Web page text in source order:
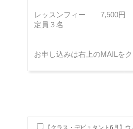
レッスンフィー 7,500円
定員３名
お申し込みは右上のMAILを
【クラス・デビュタント6月】